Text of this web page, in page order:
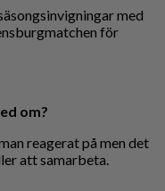
med
för
om?
reagerat på men det
att samarbeta.